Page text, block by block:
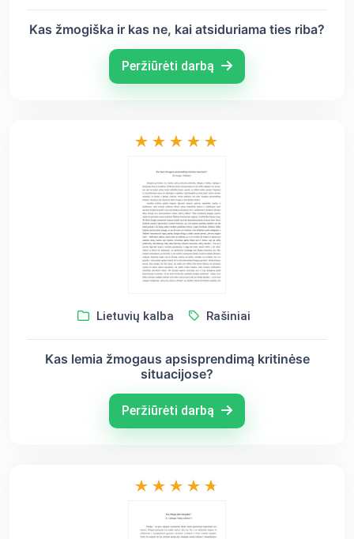
Kas žmogiška ir kas ne, kai atsiduriama ties riba?
Peržiūrėti darbą
Lietuvių kalba Rašiniai
Kas lemia žmogaus apsisprendimą kritinėse
situacijose?
Peržiūrėti darbą